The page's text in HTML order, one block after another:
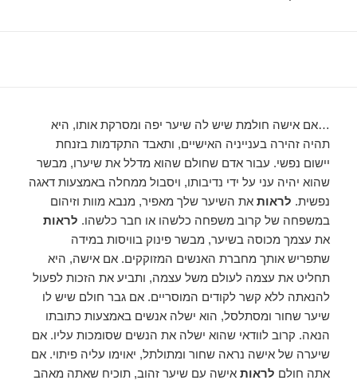
…אם אישה חולמת שיש לה שיער יפה ומסרקת אותו, היא
תהיה זהירה בענייניה האישיים, ותאבד התקדמות בזנחת
יישום נפשי. עבור אדם שחולם שהוא מדלל את שיערו, מבשר
שהוא יהיה עני על ידי נדיבותו, ויסבול ממחלה באמצעות דאגה
נפשית. לראות את השיער שלך מאפיר, מנבא מוות וזיהום
במשפחה של קרוב משפחה כלשהו או חבר כלשהו. לראות
את עצמך מכוסה בשיער, מבשר פינוק בוויסות במידה
שתפריש אותך מחברת האנשים המזוקקים. אם אישה, היא
תחליט את עצמה לעולם משל עצמה, ותביע את הזכות לפעול
להנאתה ללא קשר לקודים המוסריים. אם גבר חולם שיש לו
שיער שחור ומסתלסל, הוא ישלה אנשים באמצעות כתובתו
הנאה. קרוב לוודאי שהוא ישלה את הנשים שסומכות עליו. אם
שיערה של אישה נראה שחור ומתולתל, יאוימו עליה פיתוי. אם
אתה חולם לראות אישה עם שיער זהוב, תוכיח שאתה מאהב